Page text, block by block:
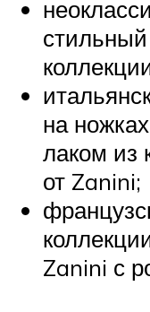
на
лаком из
от Zanini;
Zanini с